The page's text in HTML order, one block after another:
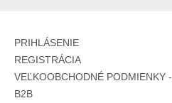
PRIHLÁSENIE
REGISTRÁCIA
VEĽKOOBCHODNÉ PODMIENKY -
B2B